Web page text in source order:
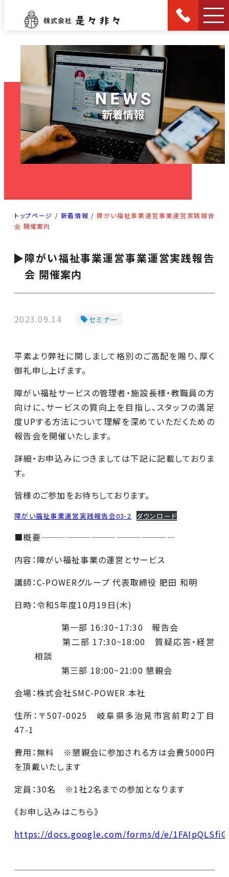
トップページ / 新着情報 / 障がい福祉事業運営事業運営実践報告
会 開催案内
障がい福祉事業運営事業運営実践報告
会 開催案内
2023.09.14 セミナー
平素より弊社に関しまして格別のご高配を賜り、厚く
御礼申し上げます。
障がい福祉サービスの管理者・施設長様・教職員の方
向けに、サービスの質向上を目指し、スタッフの満足
度UPする方法について理解を深めていただくための
報告会を開催いたします。
詳細・お申込みにつきましては下記に記載しておりま
す。
皆様のご参加をお待ちしております。
障がい福祉事業運営実践報告会03-2 ダウンロード
■概要————————————————
内容：障がい福祉事業の運営とサービス
講師：C-POWERグループ 代表取締役 肥田 和明
日時：令和5年度10月19日(木)
第一部 16:30~17:30 報告会
第二部 17:30~18:00 質疑応答・経営
相談
第三部 18:00~21:00 懇親会
会場：株式会社SMC-POWER 本社
住所：〒507-0025 岐阜県多治見市宮前町2丁目
47-1
費用：無料 ※懇親会に参加される方は会費5000円
を頂戴いたします
定員：30名 ※1社2名までの参加となります
《お申し込みはこちら》
https://docs.google.com/forms/d/e/